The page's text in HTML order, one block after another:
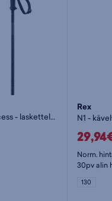
Poles Polar Access - laskettelusauvat
Rex
N1 -
Norm.
30pv alin
130